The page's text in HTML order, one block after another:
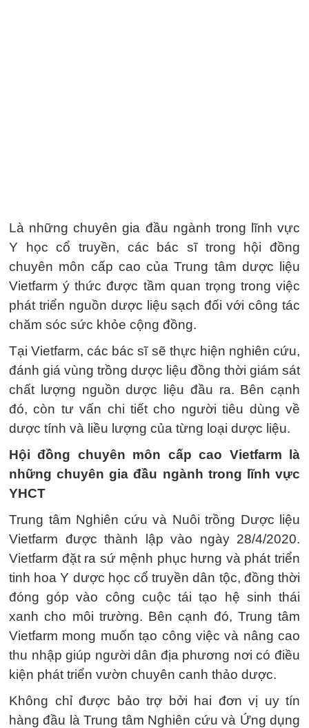
Là những chuyên gia đầu ngành trong lĩnh vực
Y học cổ truyền, các bác sĩ trong hội đồng
chuyên môn cấp cao của Trung tâm dược liệu
Vietfarm ý thức được tầm quan trọng trong việc
phát triển nguồn dược liệu sạch đối với công tác
chăm sóc sức khỏe cộng đồng.
Tại Vietfarm, các bác sĩ sẽ thực hiện nghiên cứu,
đánh giá vùng trồng dược liệu đồng thời giám sát
chất lượng nguồn dược liệu đầu ra. Bên cạnh
đó, còn tư vấn chi tiết cho người tiêu dùng về
dược tính và liều lượng của từng loại dược liệu.
Hội đồng chuyên môn cấp cao Vietfarm là
những chuyên gia đầu ngành trong lĩnh vực
YHCT
Trung tâm Nghiên cứu và Nuôi trồng Dược liệu
Vietfarm được thành lập vào ngày 28/4/2020.
Vietfarm đặt ra sứ mệnh phục hưng và phát triển
tinh hoa Y dược học cổ truyền dân tộc, đồng thời
đóng góp vào công cuộc tái tạo hệ sinh thái
xanh cho môi trường. Bên cạnh đó, Trung tâm
Vietfarm mong muốn tạo công việc và nâng cao
thu nhập giúp người dân địa phương nơi có điều
kiện phát triển vườn chuyên canh thảo dược.
Không chỉ được bảo trợ bởi hai đơn vị uy tín
hàng đầu là Trung tâm Nghiên cứu và Ứng dụng